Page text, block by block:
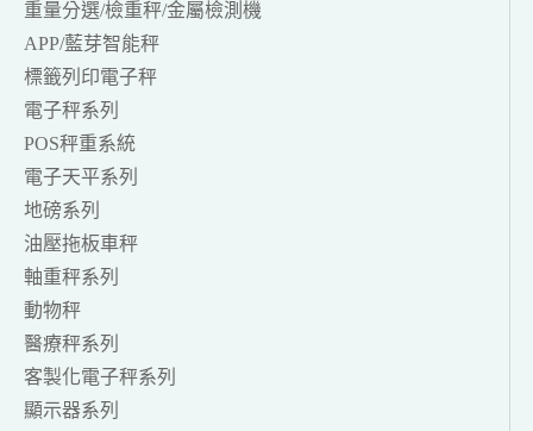
重量分選/檢重秤/金屬檢測機
APP/藍芽智能秤
標籤列印電子秤
電子秤系列
POS秤重系統
電子天平系列
地磅系列
油壓拖板車秤
軸重秤系列
動物秤
醫療秤系列
客製化電子秤系列
顯示器系列